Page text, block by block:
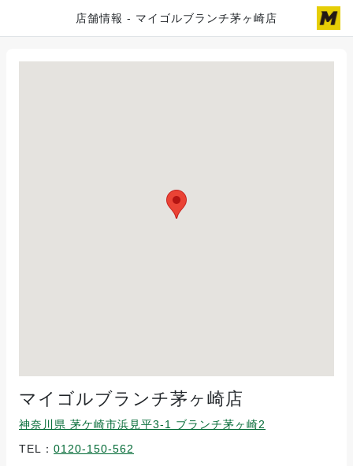
店舗情報 - マイゴルブランチ茅ヶ崎店
マイゴルブランチ茅ヶ崎店
神奈川県 茅ケ崎市浜見平3-1 ブランチ茅ヶ崎2
TEL： 0120-150-562